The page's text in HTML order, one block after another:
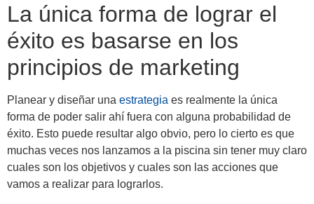
La única forma de lograr el
éxito es basarse en los
principios de marketing
Planear y diseñar una estrategia es realmente la única
forma de poder salir ahí fuera con alguna probabilidad de
éxito. Esto puede resultar algo obvio, pero lo cierto es que
muchas veces nos lanzamos a la piscina sin tener muy claro
cuales son los objetivos y cuales son las acciones que
vamos a realizar para lograrlos.